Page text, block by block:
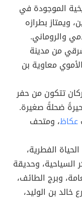
الموجودة في
ويمتاز بطرازه
والروماني.
من مدينة
معاوية بن
تتكون من حفر
ضحلةً صغيرة.
عكاظ، ومتحف
الفطرية،
السياحية، وحديقة
وبرج الطائف،
خالد بن الوليد،